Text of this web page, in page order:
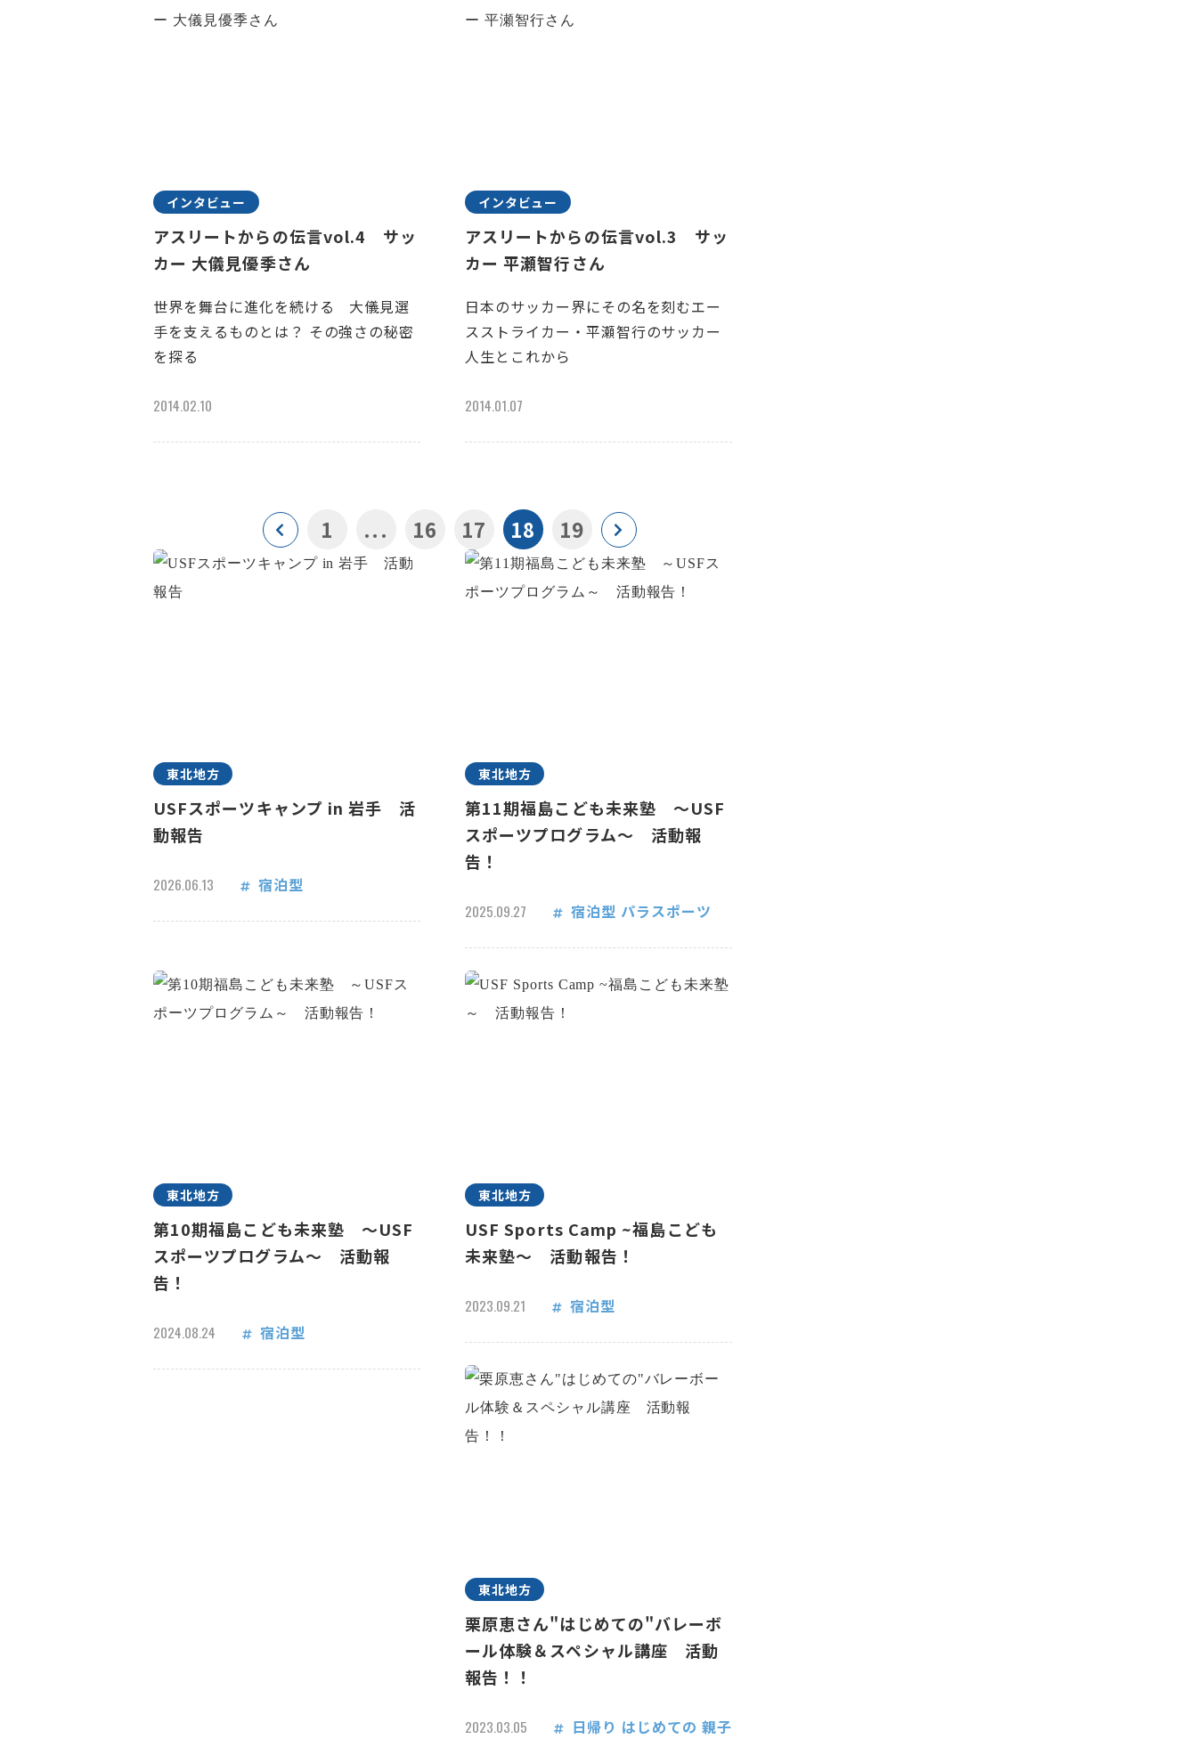
インタビュー
アスリートからの伝言vol.4 サッ
カー 大儀見優季さん
世界を舞台に進化を続ける 大儀見選
手を支えるものとは？ その強さの秘密
を探る
2014.02.10
インタビュー
アスリートからの伝言vol.3 サッ
カー 平瀬智行さん
日本のサッカー界にその名を刻むエー
スストライカー・平瀬智行のサッカー
人生とこれから
2014.01.07
1 ... 16 17 18 19
東北地方
USFスポーツキャンプ in 岩手 活
動報告
2026.06.13 宿泊型
東北地方
第11期福島こども未来塾 ～USF
スポーツプログラム～ 活動報
告！
2025.09.27 宿泊型 パラスポーツ
東北地方
第10期福島こども未来塾 ～USF
スポーツプログラム～ 活動報
告！
2024.08.24 宿泊型
東北地方
USF Sports Camp ~福島こども
未来塾～ 活動報告！
2023.09.21 宿泊型
東北地方
栗原恵さん"はじめての"バレーボ
ール体験＆スペシャル講座 活動
報告！！
2023.03.05 日帰り はじめての 親子